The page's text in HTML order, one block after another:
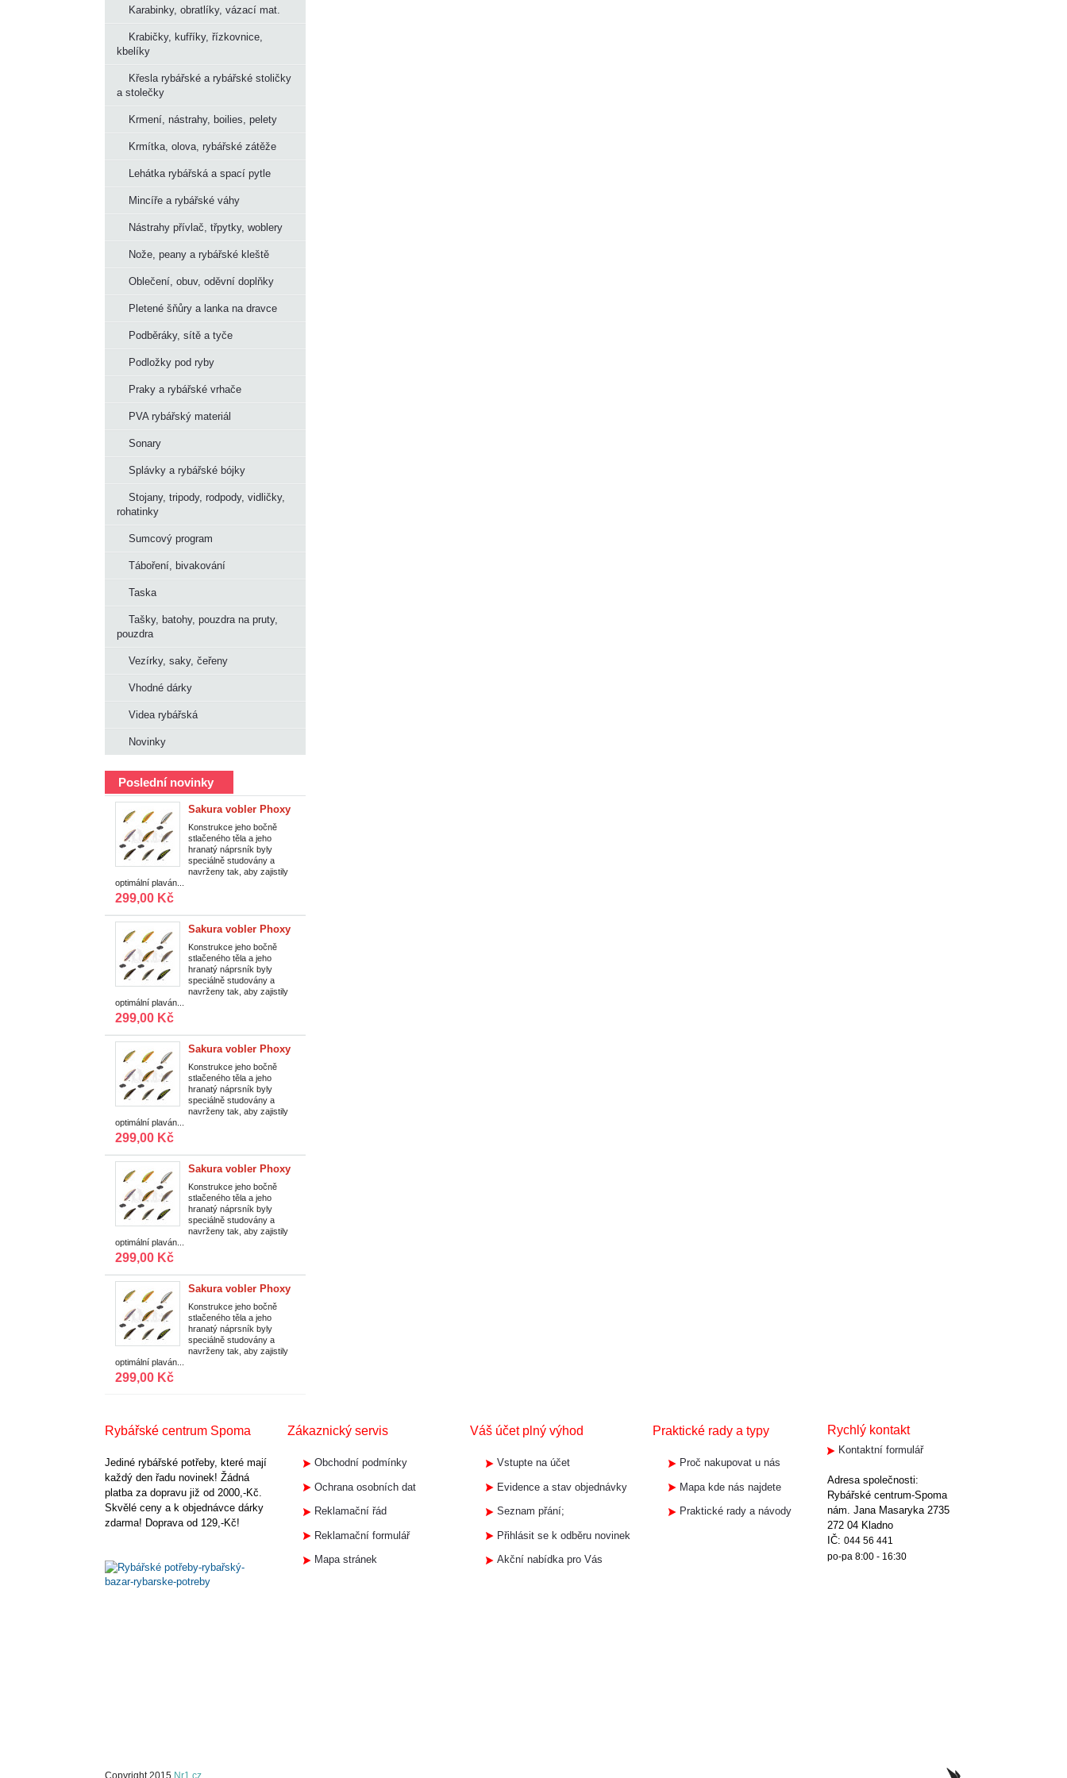
Karabinky, obratlíky, vázací mat.
Krabičky, kufříky, řízkovnice,
kbelíky
Křesla rybářské a rybářské stoličky
a stolečky
Krmení, nástrahy, boilies, pelety
Krmítka, olova, rybářské zátěže
Lehátka rybářská a spací pytle
Mincíře a rybářské váhy
Nástrahy přívlač, třpytky, woblery
Nože, peany a rybářské kleště
Oblečení, obuv, oděvní doplňky
Pletené šňůry a lanka na dravce
Podběráky, sítě a tyče
Podložky pod ryby
Praky a rybářské vrhače
PVA rybářský materiál
Sonary
Splávky a rybářské bójky
Stojany, tripody, rodpody, vidličky,
rohatinky
Sumcový program
Táboření, bivakování
Taska
Tašky, batohy, pouzdra na pruty,
pouzdra
Vezírky, saky, čeřeny
Vhodné dárky
Videa rybářská
Novinky
Poslední novinky
Sakura vobler Phoxy
Minnow Sinking HW
S 40 mm/2,6 g/0,75
m|V02
Konstrukce jeho bočně
stlačeného těla a jeho
hranatý náprsník byly
speciálně studovány a
navrženy tak, aby zajistily
optimální plaván...
299,00 Kč
Sakura vobler Phoxy
Minnow Sinking HW
S 40 mm/2,6 g/0,75
m|T14
Konstrukce jeho bočně
stlačeného těla a jeho
hranatý náprsník byly
speciálně studovány a
navrženy tak, aby zajistily
optimální plaván...
299,00 Kč
Sakura vobler Phoxy
Minnow Sinking HW
S 40 mm/2,6 g/0,75
m|T13
Konstrukce jeho bočně
stlačeného těla a jeho
hranatý náprsník byly
speciálně studovány a
navrženy tak, aby zajistily
optimální plaván...
299,00 Kč
Sakura vobler Phoxy
Minnow Sinking HW
S 40 mm/2,6 g/0,75
m|T08
Konstrukce jeho bočně
stlačeného těla a jeho
hranatý náprsník byly
speciálně studovány a
navrženy tak, aby zajistily
optimální plaván...
299,00 Kč
Sakura vobler Phoxy
Minnow Sinking HW
S 40 mm/2,6 g/0,75
m|T02
Konstrukce jeho bočně
stlačeného těla a jeho
hranatý náprsník byly
speciálně studovány a
navrženy tak, aby zajistily
optimální plaván...
299,00 Kč
Rybářské centrum Spoma
Jediné rybářské potřeby, které mají
každý den řadu novinek! Žádná
platba za dopravu již od 2000,-Kč.
Skvělé ceny a k objednávce dárky
zdarma! Doprava od 129,-Kč!
Zákaznický servis
Obchodní podmínky
Ochrana osobních dat
Reklamační řád
Reklamační formulář
Mapa stránek
Váš účet plný výhod
Vstupte na účet
Evidence a stav objednávky
Seznam přání;
Přihlásit se k odběru novinek
Akční nabídka pro Vás
Praktické rady a typy
Proč nakupovat u nás
Mapa kde nás najdete
Praktické rady a návody
Rychlý kontakt
Kontaktní formulář
Adresa společnosti:
Rybářské centrum-Spoma
nám. Jana Masaryka 2735
272 04 Kladno
IČ: 044 56 441
po-pa 8:00 - 16:30
Copyright 2015 Nr1.cz